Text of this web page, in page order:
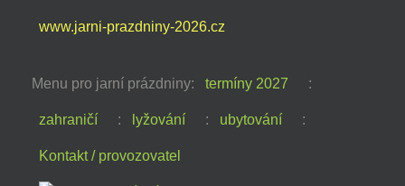
www.jarni-prazdniny-2026.cz
Menu pro jarní prázdniny: termíny 2027 :
zahraničí : lyžování : ubytování :
Kontakt / provozovatel